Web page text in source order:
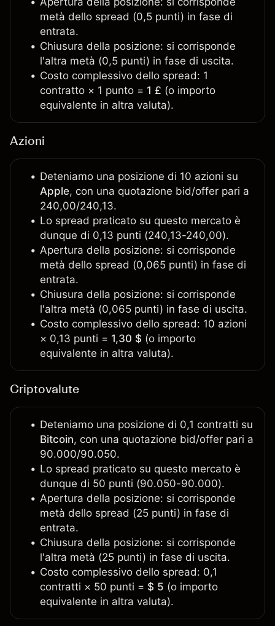
metà dello spread (0,5 punti) in fase di
entrata.
Chiusura della posizione: si corrisponde
l'altra metà (0,5 punti) in fase di uscita.
Costo complessivo dello spread: 1
contratto × 1 punto = 1 £ (o importo
equivalente in altra valuta).
Azioni
Deteniamo una posizione di 10 azioni su
Apple, con una quotazione bid/offer pari a
240,00/240,13.
Lo spread praticato su questo mercato è
dunque di 0,13 punti (240,13-240,00).
Apertura della posizione: si corrisponde
metà dello spread (0,065 punti) in fase di
entrata.
Chiusura della posizione: si corrisponde
l'altra metà (0,065 punti) in fase di uscita.
Costo complessivo dello spread: 10 azioni
× 0,13 punti = 1,30 $ (o importo
equivalente in altra valuta).
Criptovalute
Deteniamo una posizione di 0,1 contratti su
Bitcoin, con una quotazione bid/offer pari a
90.000/90.050.
Lo spread praticato su questo mercato è
dunque di 50 punti (90.050-90.000).
Apertura della posizione: si corrisponde
metà dello spread (25 punti) in fase di
entrata.
Chiusura della posizione: si corrisponde
l'altra metà (25 punti) in fase di uscita.
Costo complessivo dello spread: 0,1
contratti × 50 punti = $ 5 (o importo
equivalente in altra valuta).